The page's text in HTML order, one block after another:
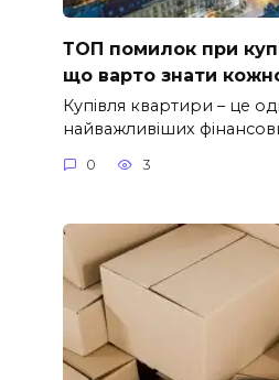
ТОП помилок при
що варто знати
Купівля квартири – це
найважливіших
0 3